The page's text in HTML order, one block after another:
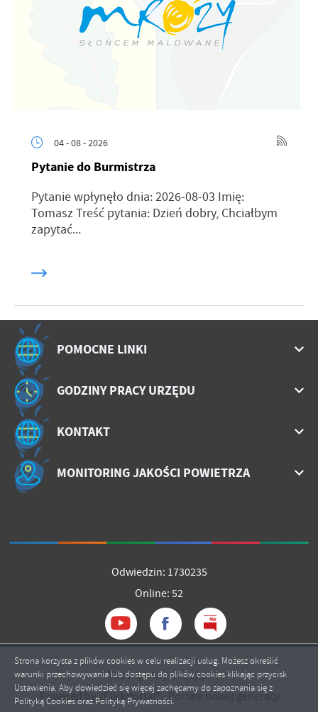
04 - 08 - 2026
Pytanie do Burmistrza
Pytanie wpłynęło dnia: 2026-08-03 Imię:
Tomasz Treść pytania: Dzień dobry, Chciałbym
zapytać...
POMOCNE LINKI
GODZINY PRACY URZĘDU
KONTAKT
MONITORING JAKOŚCI POWIETRZA
Odwiedzin: 1730235
Online: 52
Copyright by mrozy.pl
Powered by2ClickPortal® - Portale nowej generacji
Strona korzysta z plików cookies w celu realizacji usług. Możesz określić
warunki przechowywania lub dostępu do plików cookies klikając przycisk
Ustawienia. Aby dowiedzieć się więcej zachęcamy do zapoznania się z
Polityką Cookies oraz Polityką Prywatności.